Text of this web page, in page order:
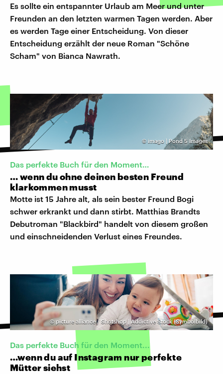
Es sollte ein entspannter Urlaub am Meer und unter
Freunden an den letzten warmen Tagen werden. Aber
es werden Tage einer Entscheidung. Von dieser
Entscheidung erzählt der neue Roman "Schöne
Scham" von Bianca Nawrath.
© imago | Pond 5 Images
Das perfekte Buch für den Moment…
… wenn du ohne deinen besten Freund
klarkommen musst
Motte ist 15 Jahre alt, als sein bester Freund Bogi
schwer erkrankt und dann stirbt. Matthias Brandts
Debutroman "Blackbird" handelt von diesem großen
und einschneidenden Verlust eines Freundes.
© picture alliance / Shotshop | Addictive Stock (Symbolbild)
Das perfekte Buch für den Moment...
…wenn du auf Instagram nur perfekte
Mütter siehst